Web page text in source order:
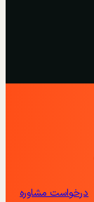
درخواست مشاوره